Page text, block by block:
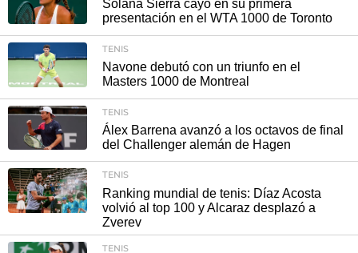
Solana Sierra cayó en su primera
presentación en el WTA 1000 de Toronto
TENIS
Navone debutó con un triunfo en el
Masters 1000 de Montreal
TENIS
Álex Barrena avanzó a los octavos de final
del Challenger alemán de Hagen
TENIS
Ranking mundial de tenis: Díaz Acosta
volvió al top 100 y Alcaraz desplazó a
Zverev
TENIS